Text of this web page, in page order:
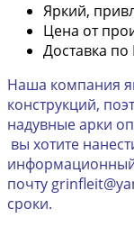
Яркий,
Цена от
Доставка
Наша компания
конструкций,
надувные арки
вы хотите
почту
сроки.